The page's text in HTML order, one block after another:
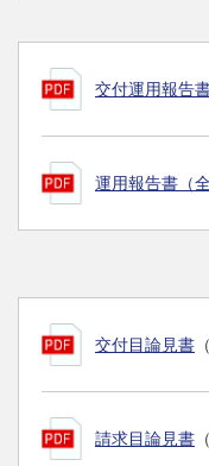
交付運用報告
運用報告書（全
交付目論見書
請求目論見書